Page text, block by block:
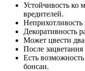
Устойчивость ко
вредителей.
Неприхотливость
Декоративность
Может цвести два
После
Есть
бонсаи.